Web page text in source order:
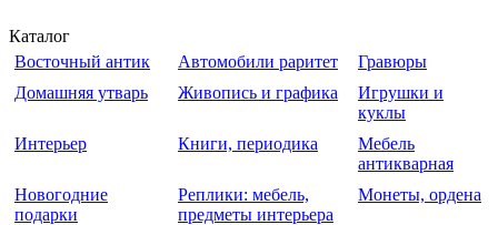
Каталог
Восточный антик
Автомобили раритет
Гравюры
Домашняя утварь
Живопись и графика
Игрушки и
куклы
Интерьер
Книги, периодика
Мебель
антикварная
Новогодние
подарки
Реплики: мебель,
предметы интерьера
Монеты, ордена